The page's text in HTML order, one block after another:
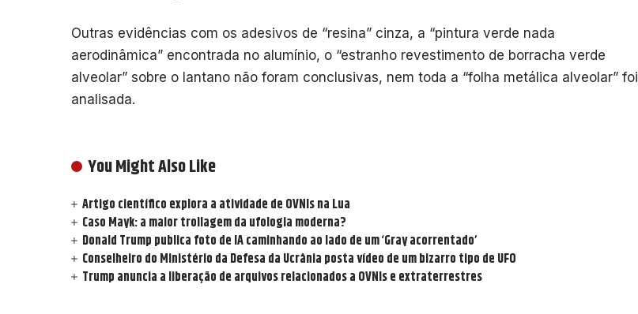
Outras evidências com os adesivos de “resina” cinza, a “pintura verde nada
aerodinâmica” encontrada no alumínio, o “estranho revestimento de borracha verde
alveolar” sobre o lantano não foram conclusivas, nem toda a “folha metálica alveolar” foi
analisada.
You Might Also Like
Artigo científico explora a atividade de OVNIs na Lua
Caso Mayk: a maior trollagem da ufologia moderna?
Donald Trump publica foto de IA caminhando ao lado de um ‘Gray acorrentado’
Conselheiro do Ministério da Defesa da Ucrânia posta vídeo de um bizarro tipo de UFO
Trump anuncia a liberação de arquivos relacionados a OVNIs e extraterrestres